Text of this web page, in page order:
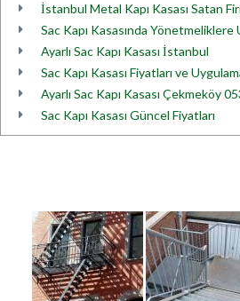
İstanbul Metal Kapı Kasası Satan
Sac Kapı Kasasında
Ayarlı Sac Kapı Kasası İstanbul
Sac Kapı Kasası Fiyatları ve
Ayarlı Sac Kapı Kasası Çekmeköy
Sac Kapı Kasası Güncel Fiyatları